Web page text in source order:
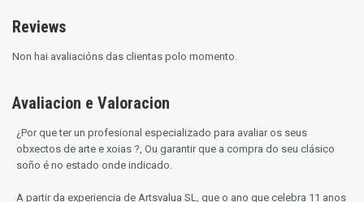
Reviews
Non hai avaliacións das clientas polo momento.
Avaliacion e Valoracion
¿Por que ter un profesional especializado para avaliar os seus
obxectos de arte e xoias ?, Ou garantir que a compra do seu clásico
soño é no estado onde indicado.
A partir da experiencia de Artsvalua SL, que o ano que celebra 11 anos